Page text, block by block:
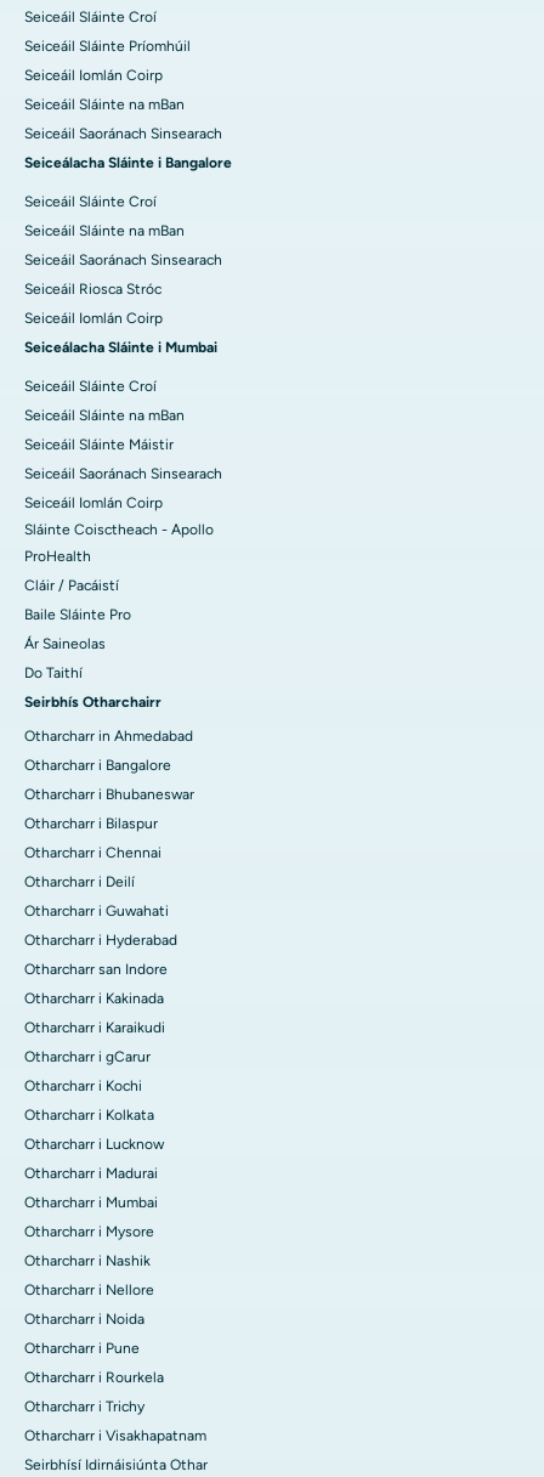
Seiceáil Sláinte Croí
Seiceáil Sláinte Príomhúil
Seiceáil Iomlán Coirp
Seiceáil Sláinte na mBan
Seiceáil Saoránach Sinsearach
Seiceálacha Sláinte i Bangalore
Seiceáil Sláinte Croí
Seiceáil Sláinte na mBan
Seiceáil Saoránach Sinsearach
Seiceáil Riosca Stróc
Seiceáil Iomlán Coirp
Seiceálacha Sláinte i Mumbai
Seiceáil Sláinte Croí
Seiceáil Sláinte na mBan
Seiceáil Sláinte Máistir
Seiceáil Saoránach Sinsearach
Seiceáil Iomlán Coirp
Sláinte Coisctheach - Apollo
ProHealth
Cláir / Pacáistí
Baile Sláinte Pro
Ár Saineolas
Do Taithí
Seirbhís Otharchairr
Otharcharr in Ahmedabad
Otharcharr i Bangalore
Otharcharr i Bhubaneswar
Otharcharr i Bilaspur
Otharcharr i Chennai
Otharcharr i Deilí
Otharcharr i Guwahati
Otharcharr i Hyderabad
Otharcharr san Indore
Otharcharr i Kakinada
Otharcharr i Karaikudi
Otharcharr i gCarur
Otharcharr i Kochi
Otharcharr i Kolkata
Otharcharr i Lucknow
Otharcharr i Madurai
Otharcharr i Mumbai
Otharcharr i Mysore
Otharcharr i Nashik
Otharcharr i Nellore
Otharcharr i Noida
Otharcharr i Pune
Otharcharr i Rourkela
Otharcharr i Trichy
Otharcharr i Visakhapatnam
Seirbhísí Idirnáisiúnta Othar